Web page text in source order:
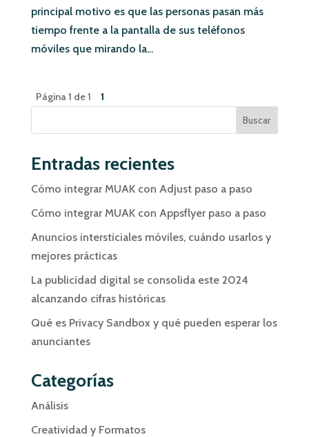
principal motivo es que las personas pasan más
tiempo frente a la pantalla de sus teléfonos
móviles que mirando la...
Página 1 de 1
1
Buscar
Entradas recientes
Cómo integrar MUAK con Adjust paso a paso
Cómo integrar MUAK con Appsflyer paso a paso
Anuncios intersticiales móviles, cuándo usarlos y
mejores prácticas
La publicidad digital se consolida este 2024
alcanzando cifras históricas
Qué es Privacy Sandbox y qué pueden esperar los
anunciantes
Categorías
Análisis
Creatividad y Formatos